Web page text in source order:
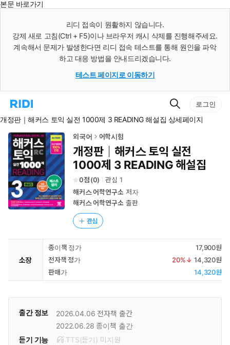
본문 바로가기
리디 접속이 원활하지 않습니다.
강제 새로 고침(Ctrl + F5)이나 브라우저 캐시 삭제를 진행해주세요.
계속해서 문제가 발생한다면 리디 접속 테스트를 통해 원인을 파악
하고 대응 방법을 안내드리겠습니다.
테스트 페이지로 이동하기
리
홈
로
이
동
검
색
로그인
개정판｜해커스 토익 실전 1000제 3 READING 해설집 상세페이지
외국어 어학시험
개정판｜해커스 토익 실전
1000제 3 READING 해설집
0 (0) 관심 1
해커스 어학연구소저자
해커스 어학연구소출판
관심
소장
종이책 정가
17,900원
전자책 정가
20%↓ 14,320원
판매가
14,320원
출간 정보 2026.04.06 전자책 출간
2022.06.28 종이책 출간
듣기 기능
TTS(듣기) 미 지원